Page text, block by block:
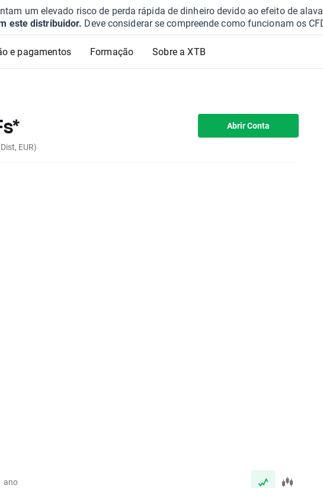
um elevado risco de perda rápida de dinheiro devido ao efeito de
este distribuidor. Deve considerar se compreende como funcionam os
e pagamentos Formação Sobre a XTB
EUR)
Abrir Conta
ano